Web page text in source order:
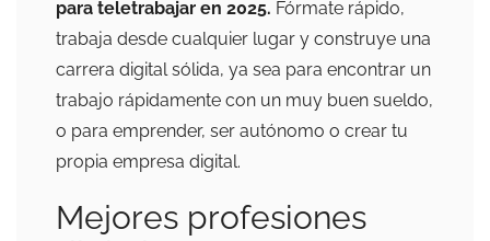
para teletrabajar en 2025. Fórmate rápido,
trabaja desde cualquier lugar y construye una
carrera digital sólida, ya sea para encontrar un
trabajo rápidamente con un muy buen sueldo,
o para emprender, ser autónomo o crear tu
propia empresa digital.
Mejores profesiones